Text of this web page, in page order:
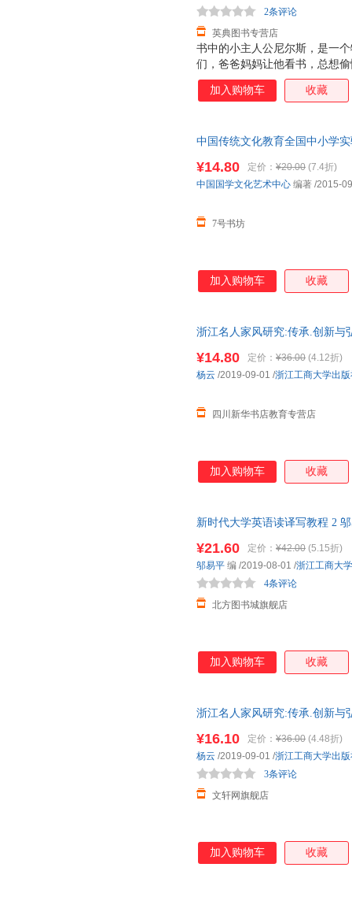
书中的小主人公尼尔斯，是一
们，爸爸妈妈让他看书，总想
小精灵变得小小的，还没有大
他，鸭子追赶他，猫可以一下
有危险的，经历了种种考验。
尔斯完全不见了。他改掉了所
的好孩子。
英典图书专营店
2条评论
加入购物车 收藏
中国传统文化教育全国中小学
中国国学文化艺术中心 编著 著
¥14.80 定价： ¥20.00 (7.4折)
7号书坊
中国国学文化艺术中心 编著 /2015-
加入购物车 收藏
浙江名人家风研究:传承.创新与
¥14.80 定价： ¥36.00 (4.12折)
四川新华书店教育专营店
杨云 /2019-09-01 /浙江工商大学出
加入购物车 收藏
新时代大学英语读译写教程 2
送达
¥21.60 定价： ¥42.00 (5.15折)
北方图书城旗舰店
4条评论
邬易平 编 /2019-08-01 /浙江工商大
加入购物车 收藏
浙江名人家风研究:传承.创新与
¥16.10 定价： ¥36.00 (4.48折)
文轩网旗舰店
3条评论
杨云 /2019-09-01 /浙江工商大学出
加入购物车 收藏